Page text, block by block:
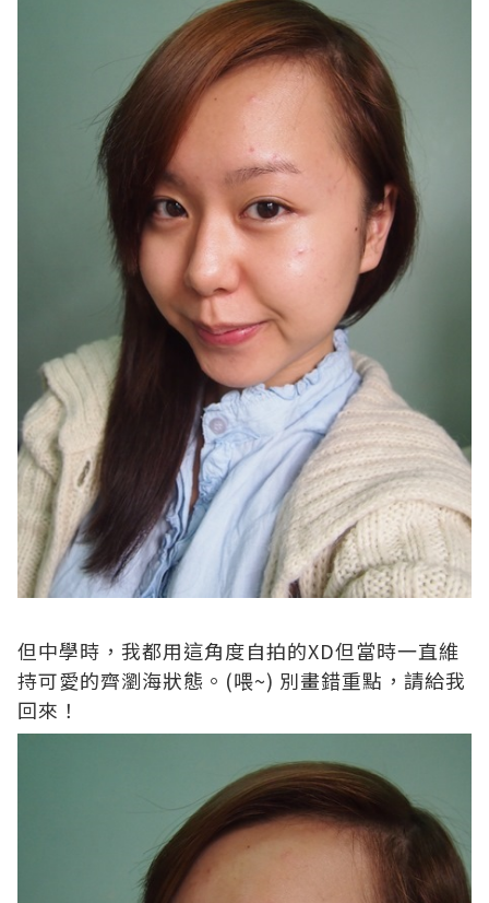
但中學時，我都用這角度自拍的XD但當時一直維
持可愛的齊瀏海狀態。 (喂~) 別畫錯重點，請給我
回來！